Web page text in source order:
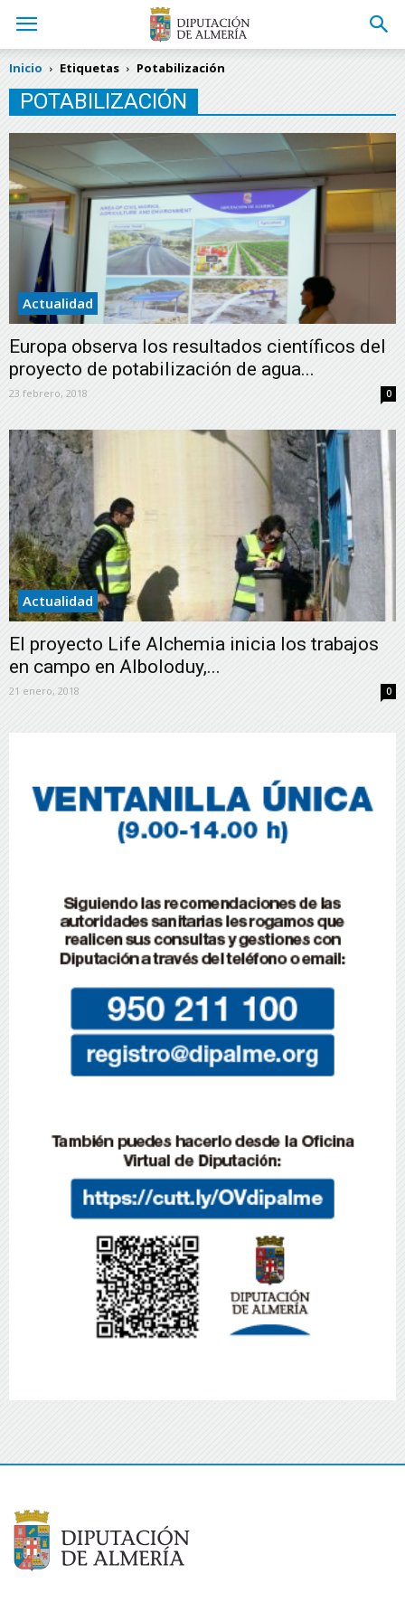
Inicio Etiquetas Potabilización
POTABILIZACIÓN
Actualidad
Europa observa los resultados científicos del
proyecto de potabilización de agua...
23 febrero, 2018 0
Actualidad
El proyecto Life Alchemia inicia los trabajos
en campo en Alboloduy,...
21 enero, 2018 0